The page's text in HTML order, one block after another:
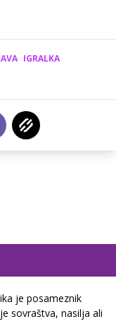
IGRALKA
je posameznik
sovraštva, nasilja ali